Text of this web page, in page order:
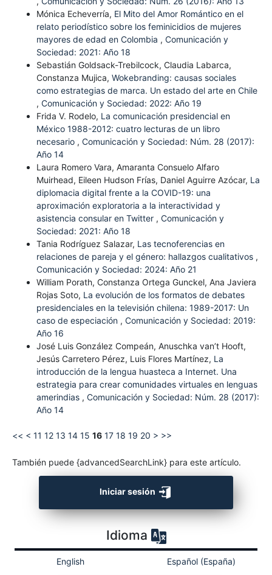
Mónica Echeverría, El Mito del Amor Romántico en el
relato periodístico sobre los feminicidios de mujeres
mayores de edad en Colombia , Comunicación y
Sociedad: 2021: Año 18
Sebastián Goldsack-Trebilcock, Claudia Labarca,
Constanza Mujica, Wokebranding: causas sociales
como estrategias de marca. Un estado del arte en Chile
, Comunicación y Sociedad: 2022: Año 19
Frida V. Rodelo, La comunicación presidencial en
México 1988-2012: cuatro lecturas de un libro
necesario , Comunicación y Sociedad: Núm. 28 (2017):
Año 14
Laura Romero Vara, Amaranta Consuelo Alfaro
Muirhead, Eileen Hudson Frías, Daniel Aguirre Azócar, La
diplomacia digital frente a la COVID-19: una
aproximación exploratoria a la interactividad y
asistencia consular en Twitter , Comunicación y
Sociedad: 2021: Año 18
Tania Rodríguez Salazar, Las tecnoferencias en
relaciones de pareja y el género: hallazgos cualitativos ,
Comunicación y Sociedad: 2024: Año 21
William Porath, Constanza Ortega Gunckel, Ana Javiera
Rojas Soto, La evolución de los formatos de debates
presidenciales en la televisión chilena: 1989-2017: Un
caso de especiación , Comunicación y Sociedad: 2019:
Año 16
José Luis González Compeán, Anuschka van’t Hooft,
Jesús Carretero Pérez, Luis Flores Martínez, La
introducción de la lengua huasteca a Internet. Una
estrategia para crear comunidades virtuales en lenguas
amerindias , Comunicación y Sociedad: Núm. 28 (2017):
Año 14
<< < 11 12 13 14 15 16 17 18 19 20 > >>
También puede {advancedSearchLink} para este artículo.
Iniciar sesión
Idioma
English Español (España)